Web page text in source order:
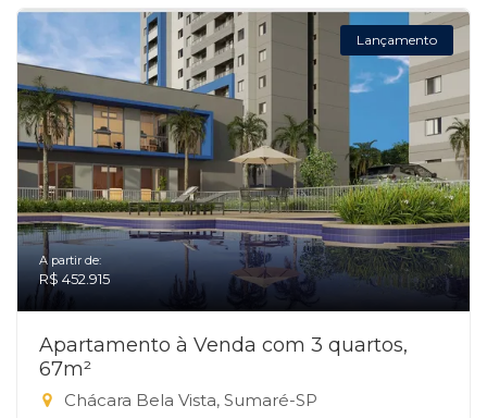
Lançamento
A partir de:
R$ 452.915
Apartamento à Venda com 3 quartos,
67m²
Chácara Bela Vista, Sumaré-SP